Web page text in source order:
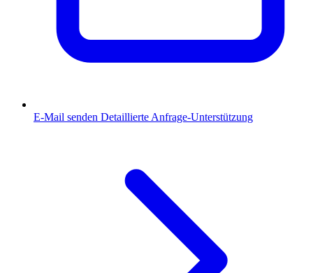
E-Mail senden Detaillierte Anfrage-Unterstützung